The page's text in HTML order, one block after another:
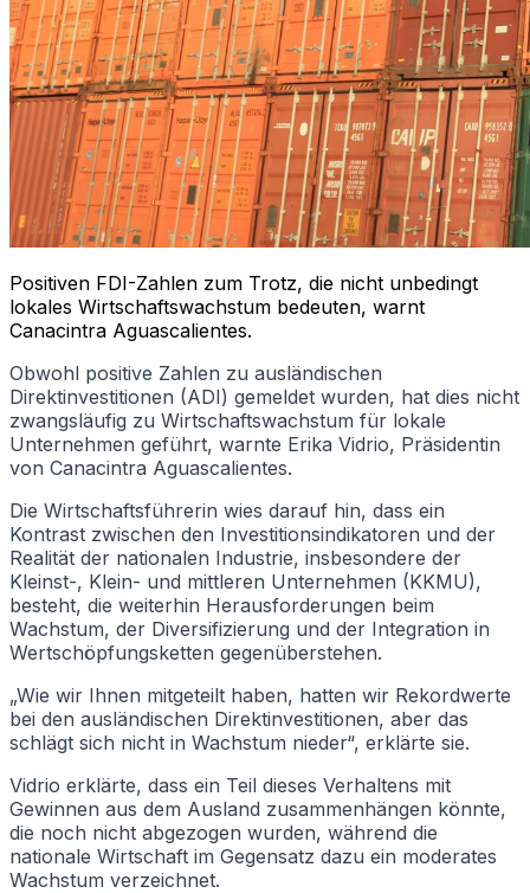
Positiven FDI-Zahlen zum Trotz, die nicht unbedingt
lokales Wirtschaftswachstum bedeuten, warnt
Canacintra Aguascalientes.
Obwohl positive Zahlen zu ausländischen
Direktinvestitionen (ADI) gemeldet wurden, hat dies nicht
zwangsläufig zu Wirtschaftswachstum für lokale
Unternehmen geführt, warnte Erika Vidrio, Präsidentin
von Canacintra Aguascalientes.
Die Wirtschaftsführerin wies darauf hin, dass ein
Kontrast zwischen den Investitionsindikatoren und der
Realität der nationalen Industrie, insbesondere der
Kleinst-, Klein- und mittleren Unternehmen (KKMU),
besteht, die weiterhin Herausforderungen beim
Wachstum, der Diversifizierung und der Integration in
Wertschöpfungsketten gegenüberstehen.
„Wie wir Ihnen mitgeteilt haben, hatten wir Rekordwerte
bei den ausländischen Direktinvestitionen, aber das
schlägt sich nicht in Wachstum nieder“, erklärte sie.
Vidrio erklärte, dass ein Teil dieses Verhaltens mit
Gewinnen aus dem Ausland zusammenhängen könnte,
die noch nicht abgezogen wurden, während die
nationale Wirtschaft im Gegensatz dazu ein moderates
Wachstum verzeichnet.